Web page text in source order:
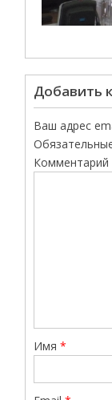
Добавить
Ваш адрес
Комментарий
Имя*